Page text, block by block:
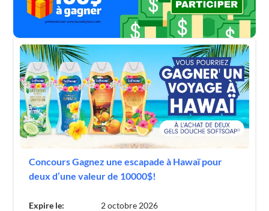
Concours Gagnez une escapade à Hawaï pour
deux d’une valeur de 10000$!
Expire le:
2 octobre 2026